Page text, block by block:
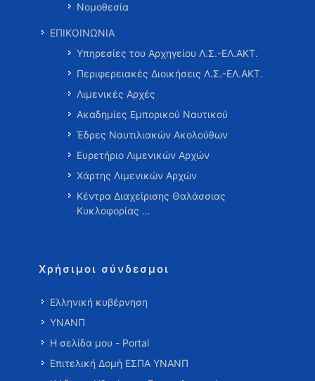
Νομοθεσία
ΕΠΙΚΟΙΝΩΝΙΑ
Υπηρεσίες του Αρχηγείου Λ.Σ.-ΕΛ.ΑΚΤ.
Περιφερειακές Διοικήσεις Λ.Σ.-ΕΛ.ΑΚΤ.
Λιμενικές Αρχές
Ακαδημίες Εμπορικού Ναυτικού
Έδρες Ναυτιλιακών Ακολούθων
Ευρετήριο Λιμενικών Αρχών
Χάρτης Λιμενικών Αρχών
Κέντρα Διαχείρισης Θαλάσσιας
Κυκλοφορίας …
Χρήσιμοι σύνδεσμοι
Ελληνική κυβέρνηση
ΥΝΑΝΠ
Η σελίδα μου - Portal
Επιτελική Δομή ΕΣΠΑ ΥΝΑΝΠ